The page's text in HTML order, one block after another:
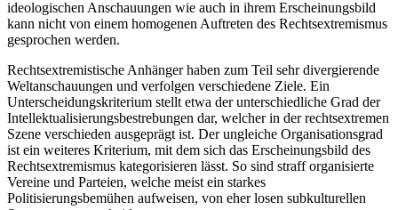
ideologischen Anschauungen wie auch in ihrem Erscheinungsbild
kann nicht von einem homogenen Auftreten des Rechtsextremismus
gesprochen werden.
Rechtsextremistische Anhänger haben zum Teil sehr divergierende
Weltanschauungen und verfolgen verschiedene Ziele. Ein
Unterscheidungskriterium stellt etwa der unterschiedliche Grad der
Intellektualisierungsbestrebungen dar, welcher in der rechtsextremen
Szene verschieden ausgeprägt ist. Der ungleiche Organisationsgrad
ist ein weiteres Kriterium, mit dem sich das Erscheinungsbild des
Rechtsextremismus kategorisieren lässt. So sind straff organisierte
Vereine und Parteien, welche meist ein starkes
Politisierungsbemühen aufweisen, von eher losen subkulturellen